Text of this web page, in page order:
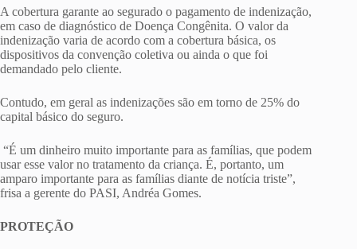
A cobertura garante ao segurado o pagamento de indenização,
em caso de diagnóstico de Doença Congênita. O valor da
indenização varia de acordo com a cobertura básica, os
dispositivos da convenção coletiva ou ainda o que foi
demandado pelo cliente.
Contudo, em geral as indenizações são em torno de 25% do
capital básico do seguro.
“É um dinheiro muito importante para as famílias, que podem
usar esse valor no tratamento da criança. É, portanto, um
amparo importante para as famílias diante de notícia triste”,
frisa a gerente do PASI, Andréa Gomes.
PROTEÇÃO